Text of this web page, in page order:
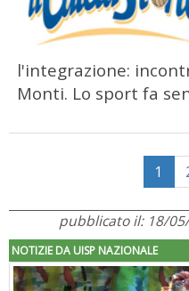
l'integrazione:
Monti. Lo sport fa
1
pubblicato il: 18/
NOTIZIE DA UISP NAZIONALE